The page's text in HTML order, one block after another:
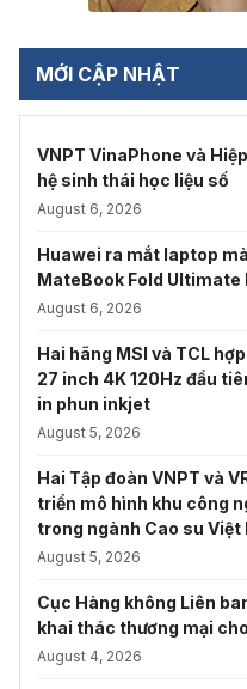
MỚI CẬP NHẬT
VNPT VinaPhone và
hệ sinh thái học liệu số
August 6, 2026
Huawei ra mắt laptop
MateBook Fold Ultimate
August 6, 2026
Hai hãng MSI và TCL
27 inch 4K 120Hz đầu
in phun inkjet
August 5, 2026
Hai Tập đoàn VNPT và
triển mô hình khu công
trong ngành Cao su Việt
August 5, 2026
Cục Hàng không Liên
khai thác thương mại
August 4, 2026